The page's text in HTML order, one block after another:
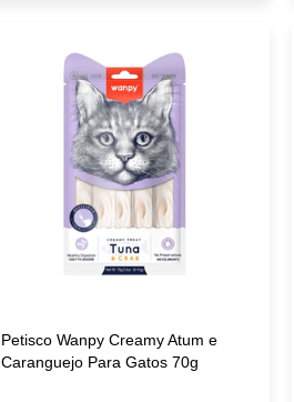
Petisco Wanpy Creamy Atum e
Caranguejo Para Gatos 70g